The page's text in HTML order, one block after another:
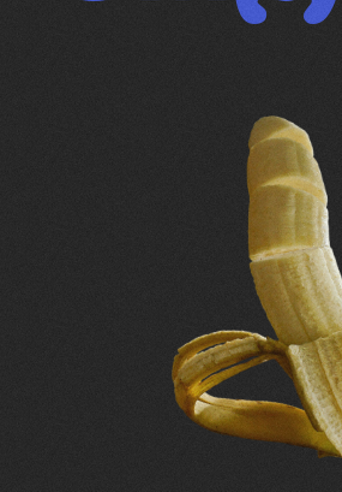
Или, как мы его называем,
«место, где наши заботы тонут».
Плюхнись в прохладную воду с
видом на вулкан и забудь, как
ощущать себя энергией, а не